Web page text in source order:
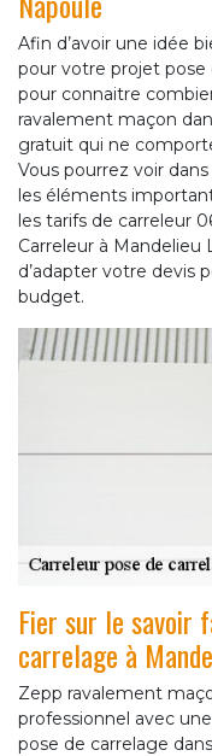
Afin d’avoir une idée
pour votre projet pose
pour connaitre
ravalement maçon
gratuit qui ne
Vous pourrez voir
les éléments
les tarifs de carreleur
Carreleur à Mandelieu
d’adapter votre devis
budget.
Fier sur le savoir
carrelage à
Zepp ravalement
professionnel avec
pose de carrelage